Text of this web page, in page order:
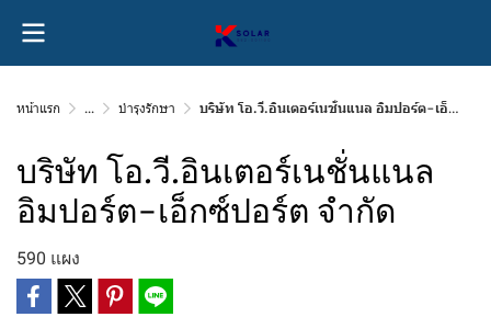
หน้าแรก ... บำรุงรักษา บริษัท โอ.วี.อินเตอร์เนชั่นแนล อิมปอร์ต-เอ็กซ์ปอร์ต จำกัด
บริษัท โอ.วี.อินเตอร์เนชั่นแนล
อิมปอร์ต-เอ็กซ์ปอร์ต จำกัด
590 แผง